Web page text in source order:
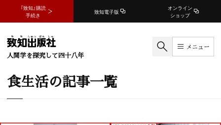
『致知』購読
手続き
致知電子版
オンライン
ショップ
人間学を探究して四十八年
メニュー
食生活の記事一覧